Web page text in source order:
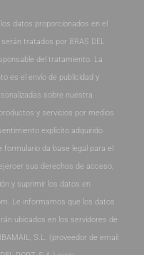
datos proporcionados en el
tratados por BRAS DEL
del tratamiento. La
es el envío de publicidad y
sobre nuestra
y servicios por medios
explícito adquirido
formulario da base legal para el
sus derechos de acceso,
y suprimir los datos en
Le informamos que los datos
ubicados en los servidores de
S.L. (proveedor de email